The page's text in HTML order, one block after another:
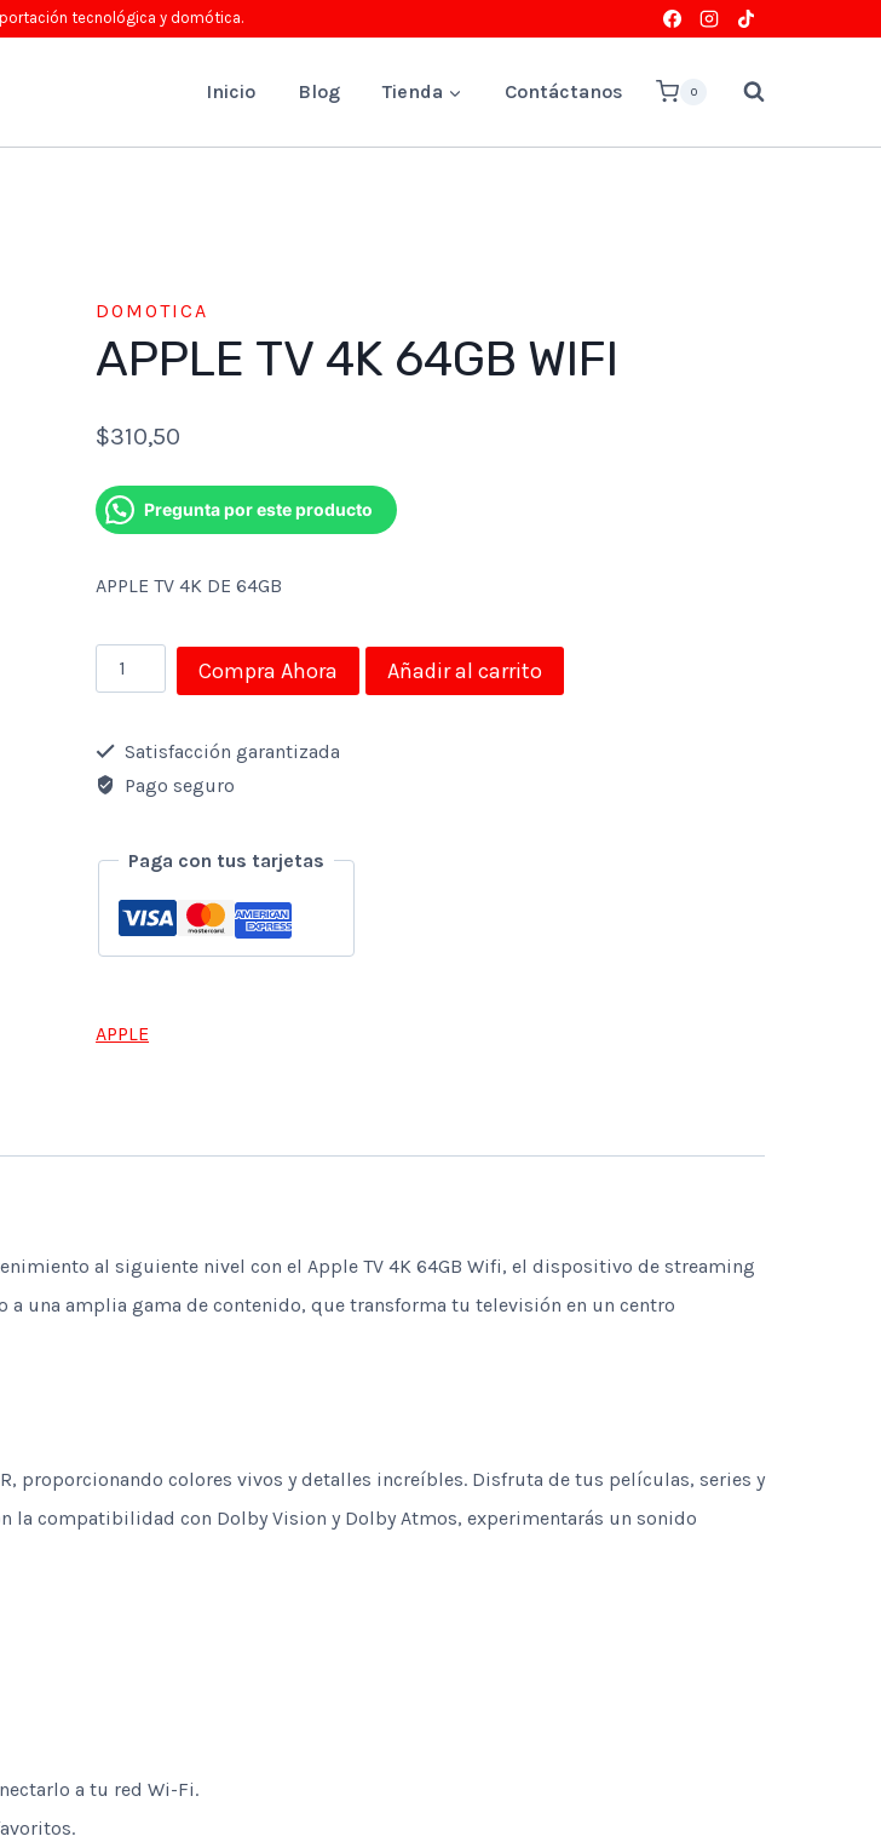
tecnológica y domótica.
Inicio Blog Tienda Contáctanos 0
DOMOTICA
APPLE TV 4K 64GB WIFI
$310,50
Pregunta por este producto
APPLE TV 4K DE 64GB
APPLE
TV
4K
64GB
cantidad
Compra Ahora Añadir al carrito
Satisfacción garantizada
Pago seguro
Paga con tus tarjetas
APPLE
al siguiente nivel con el Apple TV 4K 64GB Wifi, el dispositivo de streaming
a una amplia gama de contenido, que transforma tu televisión en un centro
proporcionando colores vivos y detalles increíbles. Disfruta de tus películas, series y
la compatibilidad con Dolby Vision y Dolby Atmos, experimentarás un sonido
a tu red Wi-Fi.